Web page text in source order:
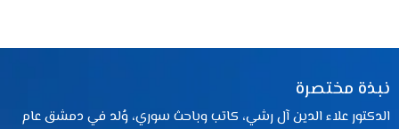
نبذة مختصرة
الدكتور علاء الدين آل رشي، كاتب وباحث سوري، وُلد في دمشق عام